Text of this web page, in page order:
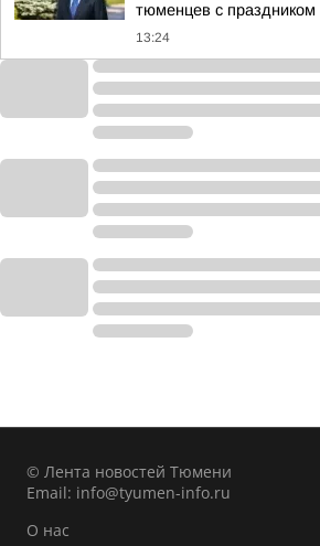
тюменцев с праздником
13:24
© Лента новостей Тюмени
Email: info@tyumen-info.ru
О нас